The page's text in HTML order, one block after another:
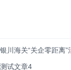
银川海关“关企零距离
测试文章4